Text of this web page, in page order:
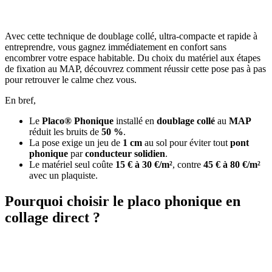
Avec cette technique de doublage collé, ultra-compacte et rapide à
entreprendre, vous gagnez immédiatement en confort sans
encombrer votre espace habitable. Du choix du matériel aux étapes
de fixation au MAP, découvrez comment réussir cette pose pas à pas
pour retrouver le calme chez vous.
En bref,
Le Placo® Phonique installé en doublage collé au MAP
réduit les bruits de 50 %.
La pose exige un jeu de 1 cm au sol pour éviter tout pont
phonique parconducteur solidien.
Le matériel seul coûte 15 € à 30 €/m², contre 45 € à 80 €/m²
avec un plaquiste.
Pourquoi choisir le placo phonique en
collage direct ?